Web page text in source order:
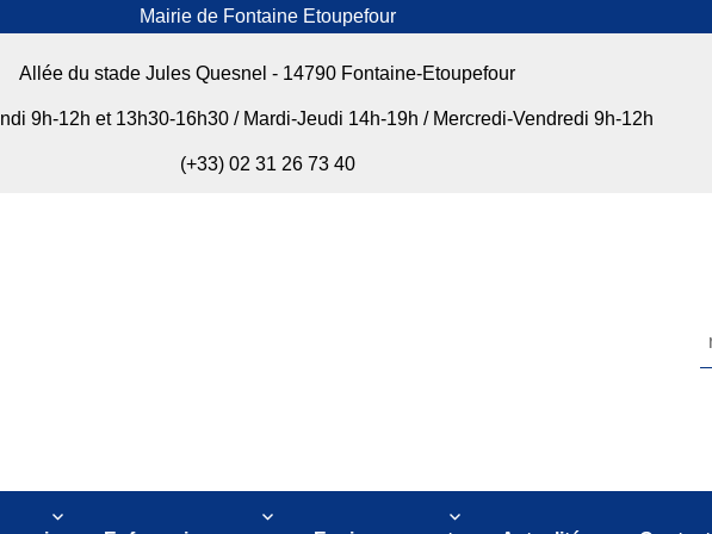
Mairie de Fontaine Etoupefour
Allée du stade Jules Quesnel - 14790 Fontaine-Etoupefour
9h-12h et 13h30-16h30 / Mardi-Jeudi 14h-19h / Mercredi-Vendredi 9h-12h
(+33) 02 31 26 73 40